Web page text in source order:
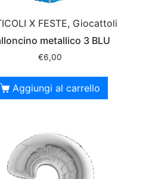
X FESTE, Giocattoli
metallico 3 BLU
€6,00
Aggiungi al carrello